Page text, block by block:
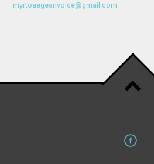
myrtoaegeanvoice@gmail.com